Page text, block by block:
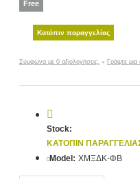
Free
Κατόπιν παραγγελίας
Σύμφωνα με 0 αξιολογήσεις. - Γράψτε μια
Stock:
ΚΑΤΌΠΙΝ
Model: ΧΜΞΔΚ-ΦΒ